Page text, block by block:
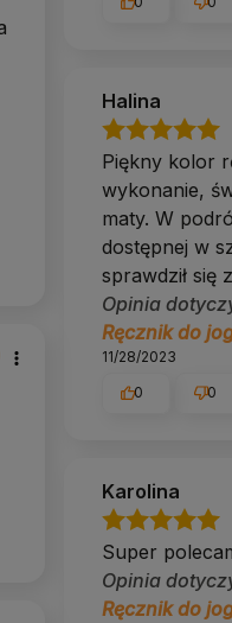
Halina
Piękny kolor
wykonanie,
maty. W
dostępnej w
sprawdził się
Opinia
Ręcznik do
11/28/2023
0 0
Karolina
Super
Opinia
Ręcznik do